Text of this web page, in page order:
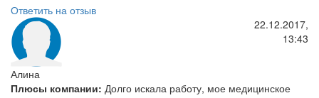
Ответить на отзыв
Алина
22.12.2017,
13:43
Плюсы компании: Долго искала работу, мое медицинское